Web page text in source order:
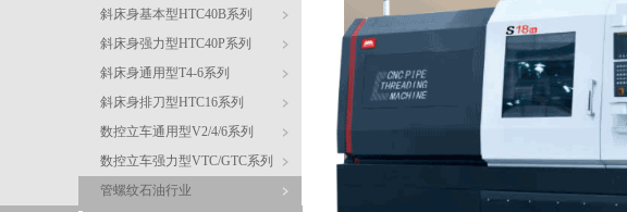
斜床身基本型HTC40B系列
斜床身强力型HTC40P系列
斜床身通用型T4-6系列
斜床身排刀型HTC16系列
数控立车通用型V2/4/6系列
数控立车强力型VTC/GTC系列
管螺纹石油行业